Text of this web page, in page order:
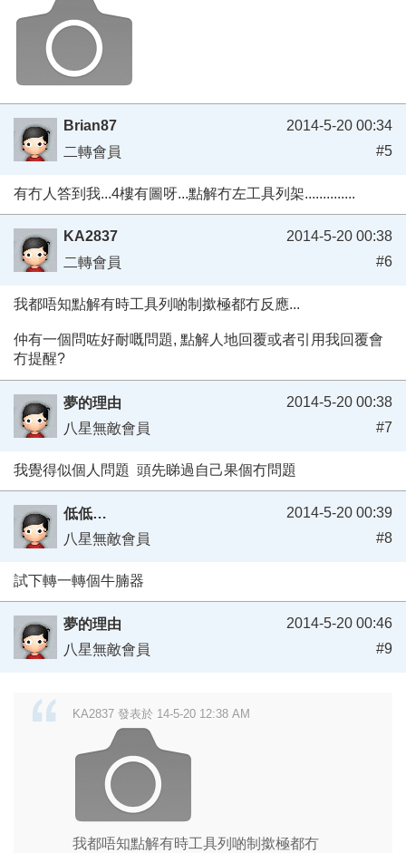
Brian87
二轉會員
2014-5-20 00:34
#5
有冇人答到我...4樓有圖呀...點解冇左工具列架..............
KA2837
二轉會員
2014-5-20 00:38
#6
我都唔知點解有時工具列啲制撳極都冇反應...
仲有一個問咗好耐嘅問題, 點解人地回覆或者引用我回覆會
冇提醒?
夢的理由
八星無敵會員
2014-5-20 00:38
#7
我覺得似個人問題 頭先睇過自己果個冇問題
低低…
八星無敵會員
2014-5-20 00:39
#8
試下轉一轉個牛腩器
夢的理由
八星無敵會員
2014-5-20 00:46
#9
KA2837 發表於 14-5-20 12:38 AM
我都唔知點解有時工具列啲制撳極都冇